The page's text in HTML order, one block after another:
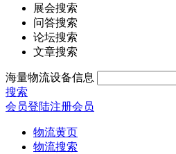
展会搜索
问答搜索
论坛搜索
文章搜索
海量物流设备信息
搜索
会员登陆注册会员
物流黄页
物流搜索